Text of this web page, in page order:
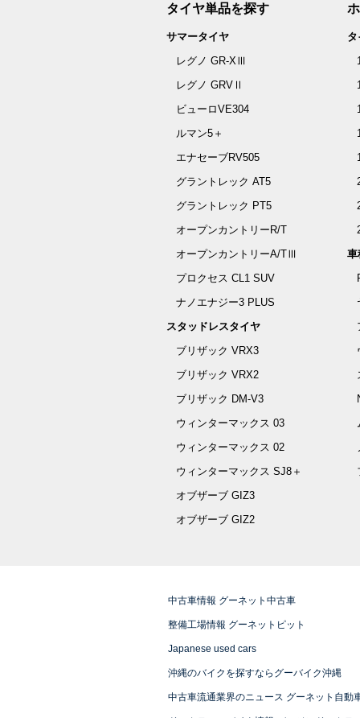
タイヤ単品を探す
サマータイヤ
レグノ GR-XⅢ
レグノ GRVⅡ
ビューロVE304
ルマン5＋
エナセーブRV505
グラントレック AT5
グラントレック PT5
オープンカントリーR/T
オープンカントリーA/TⅢ
プロクセス CL1 SUV
ナノエナジー3 PLUS
スタッドレスタイヤ
ブリザック VRX3
ブリザック VRX2
ブリザック DM-V3
ウィンターマックス 03
ウィンターマックス 02
ウィンターマックス SJ8＋
オブザーブ GIZ3
オブザーブ GIZ2
車
中古車情報 グーネット中古車
整備工場情報 グーネットピット
Japanese used cars
沖縄のバイクを探すならグーバイク沖縄
中古車流通業界のニュース グーネット自動